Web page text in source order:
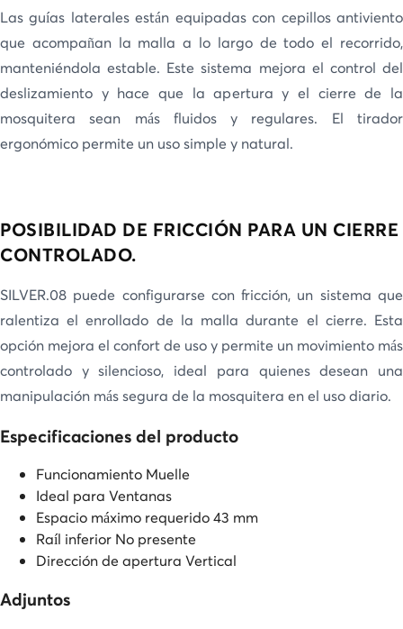
Las guías laterales están equipadas con cepillos antiviento
que acompañan la malla a lo largo de todo el recorrido,
manteniéndola estable. Este sistema mejora el control del
deslizamiento y hace que la apertura y el cierre de la
mosquitera sean más fluidos y regulares. El tirador
ergonómico permite un uso simple y natural.
POSIBILIDAD DE FRICCIÓN PARA UN CIERRE
CONTROLADO.
SILVER.08 puede configurarse con fricción, un sistema que
ralentiza el enrollado de la malla durante el cierre. Esta
opción mejora el confort de uso y permite un movimiento más
controlado y silencioso, ideal para quienes desean una
manipulación más segura de la mosquitera en el uso diario.
Especificaciones del producto
Funcionamiento Muelle
Ideal para Ventanas
Espacio máximo requerido43 mm
Raíl inferior No presente
Dirección de apertura Vertical
Adjuntos